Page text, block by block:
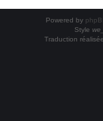
Powered by
Style
Traduction